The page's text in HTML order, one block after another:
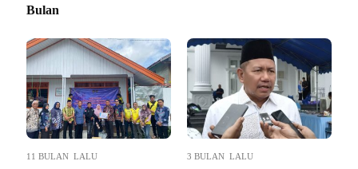
Bulan
11 BULAN LALU 3 BULAN LALU